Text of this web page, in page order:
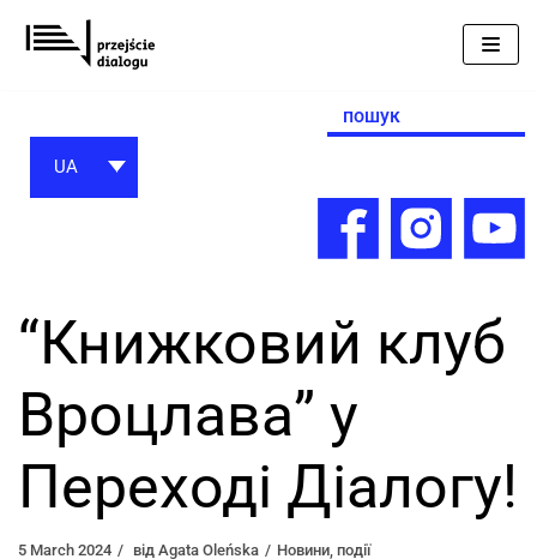
Перейти
до
Search
for:
UA
“Книжковий клуб
Вроцлава” у
Переході Діалогу!
5 March 2024 від Agata Oleńska Новини події